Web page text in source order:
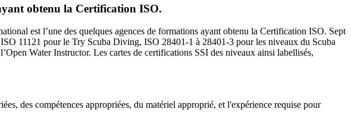
obtenu la Certification ISO.
est l’une des quelques agences de formations ayant obtenu la Certification ISO. Sept
11121 pour le Try Scuba Diving, ISO 28401-1 à 28401-3 pour les niveaux du Scuba
Water Instructor. Les cartes de certifications SSI des niveaux ainsi labellisés,
des compétences appropriées, du matériel approprié, et l'expérience requise pour